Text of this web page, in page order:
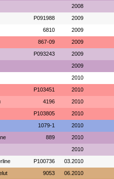
2008
P091988 2009
6810 2009
867-09 2009
P093243 2009
2009
2010
P103451 2010
4196 2010
P103805 2010
1079-1 2010
889 2010
2010
P100736 03.2010
9053 06.2010